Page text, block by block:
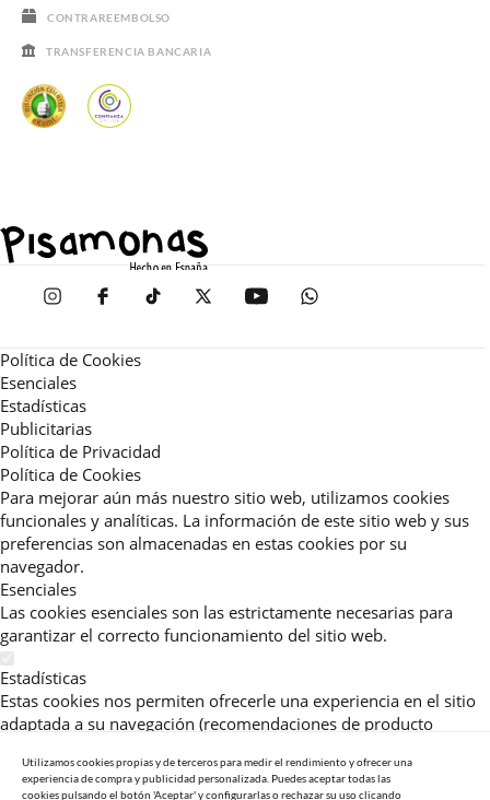
CONTRAREEMBOLSO
TRANSFERENCIA BANCARIA
Política de Cookies
Esenciales
Estadísticas
Publicitarias
Política de Privacidad
Política de Cookies
Para mejorar aún más nuestro sitio web, utilizamos cookies
funcionales y analíticas. La información de este sitio web y sus
preferencias son almacenadas en estas cookies por su
navegador.
Esenciales
Las cookies esenciales son las estrictamente necesarias para
garantizar el correcto funcionamiento del sitio web.
Estadísticas
Estas cookies nos permiten ofrecerle una experiencia en el sitio
adaptada a su navegación (recomendaciones de producto
consultadas, etc).Al activar esta cookie, nos ayuda a mejorar aún
más su experiencia.
Utilizamos cookies propias y de terceros para medir el rendimiento y ofrecer una
experiencia de compra y publicidad personalizada. Puedes aceptar todas las
cookies pulsando el botón 'Aceptar' y configurarlas o rechazar su uso clicando